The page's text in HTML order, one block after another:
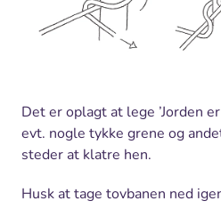
Det er oplagt at lege ’Jorden
evt. nogle tykke grene og
steder at klatre hen.
Husk at tage tovbanen ned